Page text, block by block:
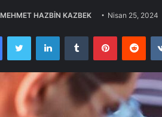
MEHMET HAZBİN KAZBEK Nisan 25, 2024
FacebookTwitter LinkedInTumblr Pinterest